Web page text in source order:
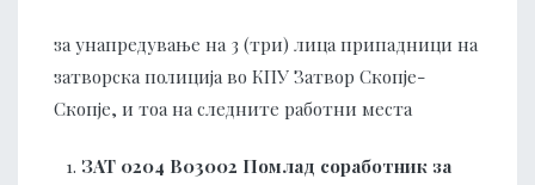
за унапредување на 3 (три) лица припадници на
затворска полиција во КПУ Затвор Скопје-
Скопје, и тоа на следните работни места
ЗАТ 0204 В03002 Помлад соработник за